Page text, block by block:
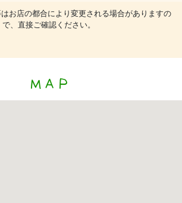
お店の都合により変更される場合がありますの
で、直接ご確認ください。